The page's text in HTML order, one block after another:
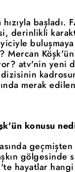
başladı.
derinlikli
buluşmaya
Mercan Köşk'ün
atv'nin yeni
merak
konusu
gölgesinde
hayatlar hangi